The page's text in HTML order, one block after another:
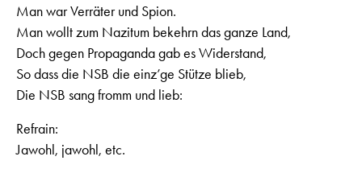
Man war Verräter und Spion.
Man wollt zum Nazitum bekehrn das ganze Land,
Doch gegen Propaganda gab es Widerstand,
So dass die NSB die einz’ge Stütze blieb,
Die NSB sang fromm und lieb:
Refrain:
Jawohl, jawohl, etc.